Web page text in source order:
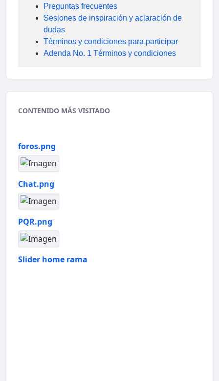
Preguntas frecuentes
Sesiones de inspiración y aclaración de
dudas
Términos y condiciones para participar
Adenda No. 1 Términos y condiciones
CONTENIDO MÁS VISITADO
foros.png
Chat.png
PQR.png
Slider home rama